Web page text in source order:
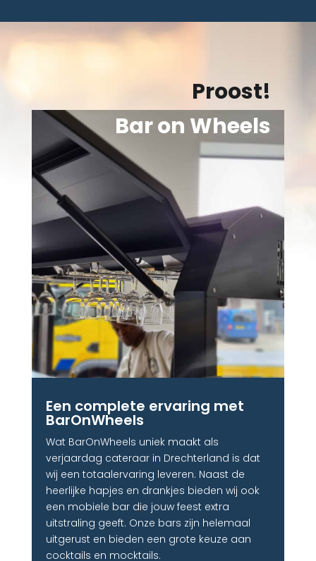
Proost!
Bar on Wheels
Een complete ervaring met
BarOnWheels​
Wat BarOnWheels uniek maakt als
verjaardag cateraar in Drechterland is dat
wij een totaalervaring leveren. Naast de
heerlijke hapjes en drankjes bieden wij ook
een mobiele bar die jouw feest extra
uitstraling geeft. Onze bars zijn helemaal
uitgerust en bieden een grote keuze aan
cocktails en mocktails.